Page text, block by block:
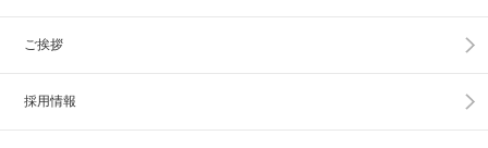
ご挨拶
採用情報